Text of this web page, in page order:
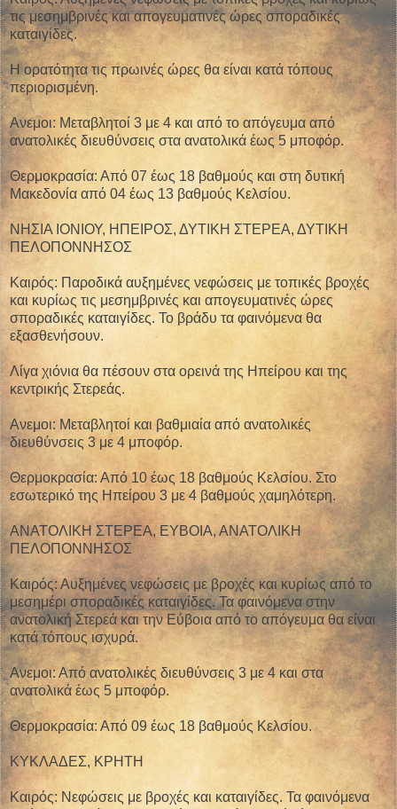
τις μεσημβρινές και απογευματινές ώρες σποραδικές
καταιγίδες.
Η ορατότητα τις πρωινές ώρες θα είναι κατά τόπους
περιορισμένη.
Ανεμοι: Μεταβλητοί 3 με 4 και από το απόγευμα από
ανατολικές διευθύνσεις στα ανατολικά έως 5 μποφόρ.
Θερμοκρασία: Από 07 έως 18 βαθμούς και στη δυτική
Μακεδονία από 04 έως 13 βαθμούς Κελσίου.
ΝΗΣΙΑ ΙΟΝΙΟΥ, ΗΠΕΙΡΟΣ, ΔΥΤΙΚΗ ΣΤΕΡΕΑ, ΔΥΤΙΚΗ
ΠΕΛΟΠΟΝΝΗΣΟΣ
Καιρός: Παροδικά αυξημένες νεφώσεις με τοπικές βροχές
και κυρίως τις μεσημβρινές και απογευματινές ώρες
σποραδικές καταιγίδες. Το βράδυ τα φαινόμενα θα
εξασθενήσουν.
Λίγα χιόνια θα πέσουν στα ορεινά της Ηπείρου και της
κεντρικής Στερεάς.
Ανεμοι: Μεταβλητοί και βαθμιαία από ανατολικές
διευθύνσεις 3 με 4 μποφόρ.
Θερμοκρασία: Από 10 έως 18 βαθμούς Κελσίου. Στο
εσωτερικό της Ηπείρου 3 με 4 βαθμούς χαμηλότερη.
ΑΝΑΤΟΛΙΚΗ ΣΤΕΡΕΑ, ΕΥΒΟΙΑ, ΑΝΑΤΟΛΙΚΗ
ΠΕΛΟΠΟΝΝΗΣΟΣ
Καιρός: Αυξημένες νεφώσεις με βροχές και κυρίως από το
μεσημέρι σποραδικές καταιγίδες. Τα φαινόμενα στην
ανατολική Στερεά και την Εύβοια από το απόγευμα θα είναι
κατά τόπους ισχυρά.
Ανεμοι: Από ανατολικές διευθύνσεις 3 με 4 και στα
ανατολικά έως 5 μποφόρ.
Θερμοκρασία: Από 09 έως 18 βαθμούς Κελσίου.
ΚΥΚΛΑΔΕΣ, ΚΡΗΤΗ
Καιρός: Νεφώσεις με βροχές και καταιγίδες. Τα φαινόμενα